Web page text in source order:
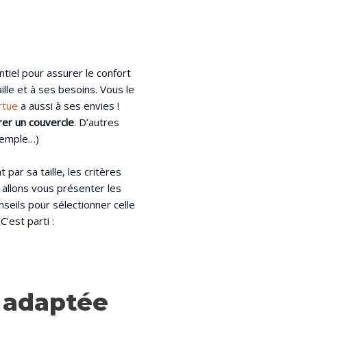
pour assurer le confort
et à ses besoins. Vous le
a aussi à ses envies !
un couvercle. D’autres
par sa taille, les critères
vous présenter les
pour sélectionner celle
parti :